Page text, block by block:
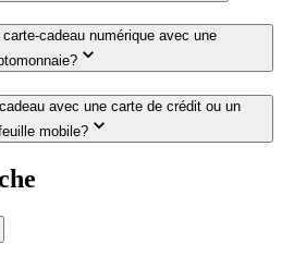
cadeau numérique avec une
avec une carte de crédit ou un
mobile?